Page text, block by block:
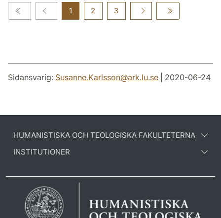
1 2 3
Sidansvarig: Susanne.Karlsson@ark.lu.se | 2020-06-24
HUMANISTISKA OCH TEOLOGISKA FAKULTETERNA
INSTITUTIONER